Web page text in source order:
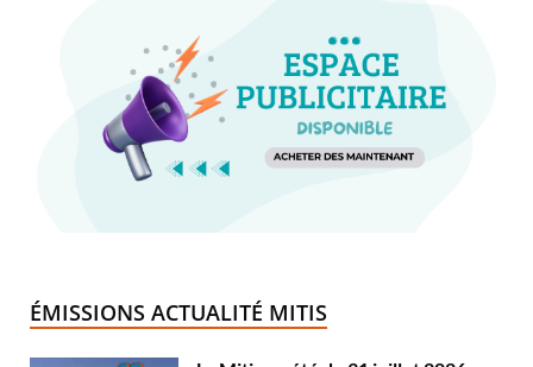
ÉMISSIONS ACTUALITÉ MITIS